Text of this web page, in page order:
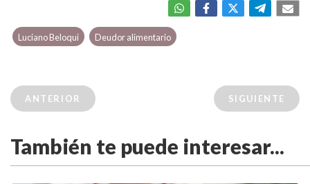
Luciano Beloqui Deudor alimentario
ANTERIOR SIGUIENTE
También te puede interesar...